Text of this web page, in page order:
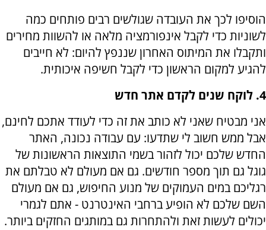
הוסיפו לכך את העובדה שגולשים רבים פותחים כמה
לשוניות כדי לקבל אינפורמציה מלאה או להשוות מחירים
ותקבלו את המיתוס האחרון שננפץ להיום: לא חייבים
להגיע למקום הראשון כדי לקבל חשיפה איכותית.
4. לוקח שנים לקדם אתר חדש
אני מבטיח שאני לא כותב את זה כדי לעודד אתכם לחינם,
אבל ממש חשוב לי שתדעו: עם עבודה נכונה, האתר
החדש שלכם יכול לזהור בשמי התוצאות הראשונות של
גוגל גם תוך מספר חודשים. גם אם מעולם לא טבלתם את
רגליכם במים העמוקים של מנוע החיפוש, גם אם מעולם
השם שלכם לא הופיע ברחבי האינטרנט - אתם לגמרי
יכולים לעשות זאת ולהתחרות גם במותגים החזקים ביותר.